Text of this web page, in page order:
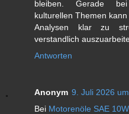
bleiben. Gerade bei
kulturellen Themen kann
Analysen klar zu
verstandlich
Antworten
Anonym 9. Juli 2026
Bei Motorenöle SAE